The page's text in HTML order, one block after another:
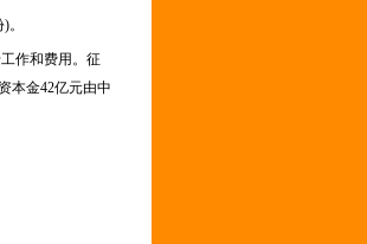
作和费用。征
本金42亿元由中